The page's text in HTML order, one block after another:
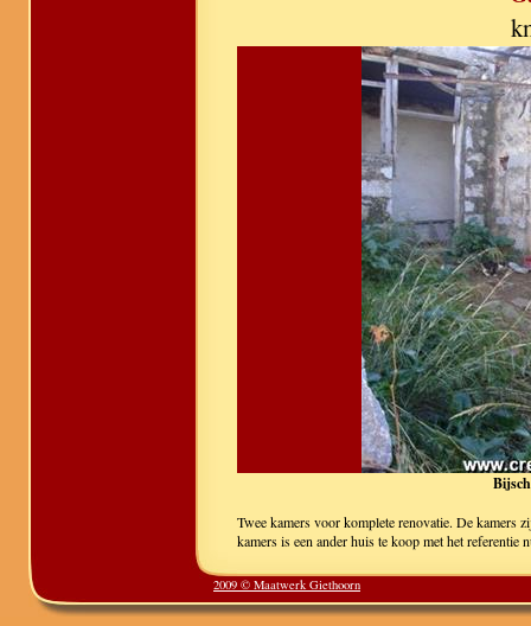
Twee kamers voor komplete renovatie. De kamers
kamers is een ander huis te koop met het referentie
2009 © Maatwerk Giethoorn